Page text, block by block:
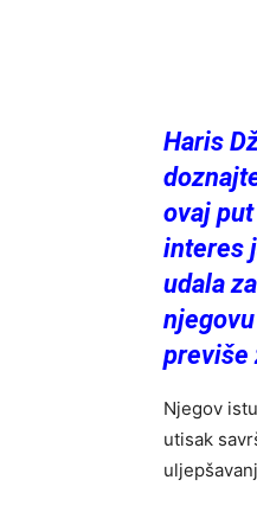
Haris
ovaj
interes
udala
previše
Njegov
utisak